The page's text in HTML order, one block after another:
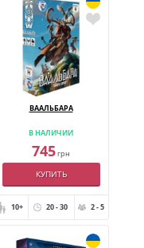
ВААЛЬБАРА
В НАЛИЧИИ
745грн
КУПИТЬ
10+ 20 - 30 2 - 5